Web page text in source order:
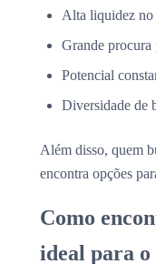
Alta liquidez
Grande procura
Potencial
Diversidade de
Além disso, quem
encontra opções
Como
ideal para